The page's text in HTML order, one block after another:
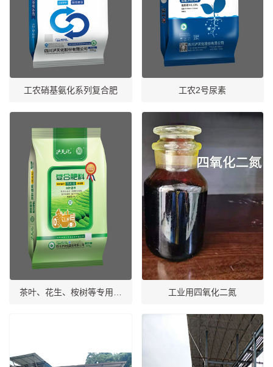
工农硝基氨化系列复合肥 工农2号尿素
茶叶、花生、桉树等专用复 工业用四氧化二氮